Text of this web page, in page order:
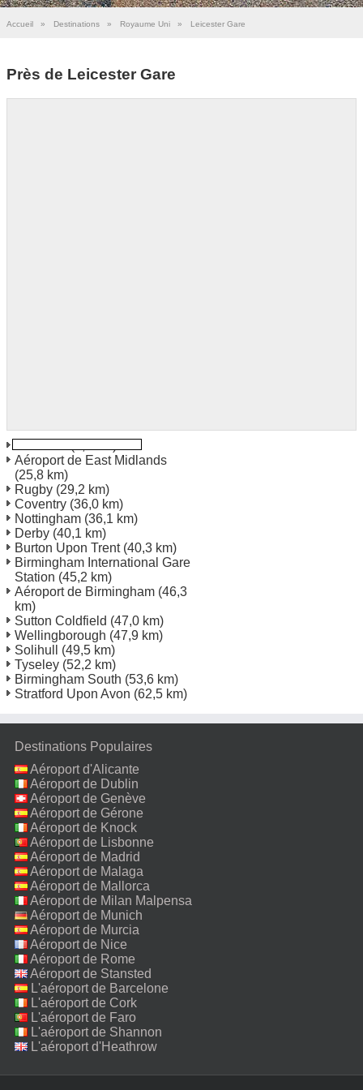
Accueil » Destinations » Royaume Uni » Leicester Gare
Près de Leicester Gare
Leicester(0,9 km)
Aéroport de East Midlands
(25,8 km)
Rugby (29,2 km)
Coventry (36,0 km)
Nottingham (36,1 km)
Derby (40,1 km)
Burton Upon Trent(40,3 km)
Birmingham International Gare
Station (45,2 km)
Aéroport de Birmingham (46,3
km)
Sutton Coldfield (47,0 km)
Wellingborough (47,9 km)
Solihull
(49,5 km)
Tyseley (52,2 km)
Birmingham South (53,6 km)
Stratford Upon Avon (62,5 km)
Destinations Populaires
Aéroport d'Alicante
Aéroport de Dublin
Aéroport de Genève
Aéroport de Gérone
Aéroport de Knock
Aéroport de Lisbonne
Aéroport de Madrid
Aéroport de Malaga
Aéroport de Mallorca
Aéroport de Milan Malpensa
Aéroport de Munich
Aéroport de Murcia
Aéroport de Nice
Aéroport de Rome
Fiumicino
Aéroport de Stansted
L'aéroport de Barcelone
L'aéroport de Cork
L'aéroport de Faro
L'aéroport de Shannon
L'aéroport d'Heathrow